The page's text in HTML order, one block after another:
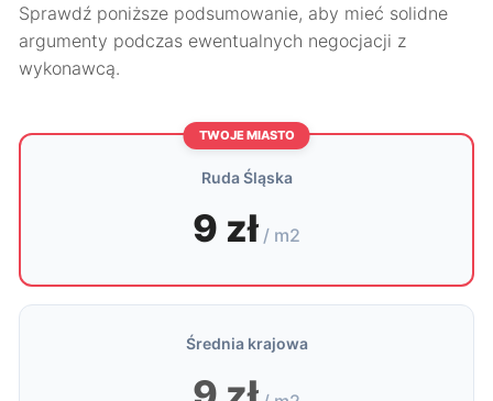
Sprawdź poniższe podsumowanie, aby mieć solidne
argumenty podczas ewentualnych negocjacji z
wykonawcą.
TWOJE MIASTO
Ruda Śląska
9 zł / m2
Średnia krajowa